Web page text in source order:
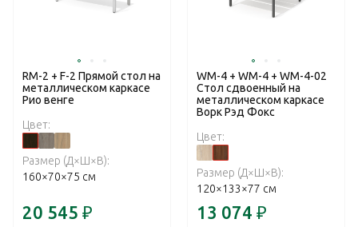
RM-2 + F-2 Прямой стол на
металлическом каркасе
Рио венге
Цвет:
Размер (Д×Ш×В):
160×70×75 см
20 545 ₽
WM-4 + WM-4 + WM-4-02
Стол сдвоенный на
металлическом каркасе
Ворк Рэд Фокс
Цвет:
Размер (Д×Ш×В):
120×133×77 см
13 074 ₽